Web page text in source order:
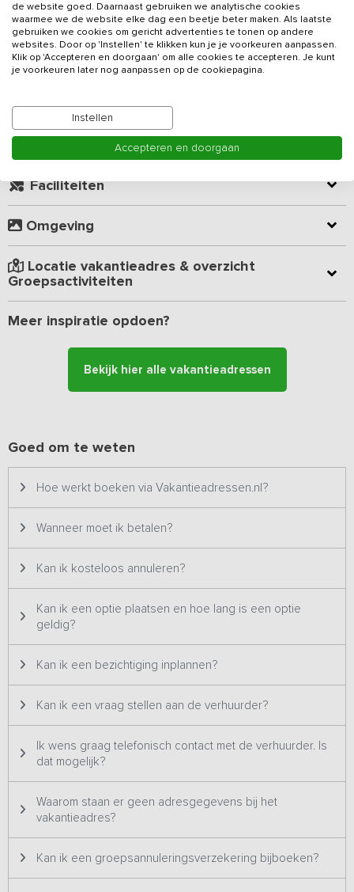
recreëren. Uniek is het aanbod om tijdens uw verblijf zeilboten of
ander watersportmateriaal te kunnen huren. Deze
groepsaccommodatie voor 60 personen is voorzien van 14
slaapkamers en 12 badkamers en bestaat uit twee geschakelde
groepsverblijven.
Beide accommodaties beschikken over een gezellige woonruimte
met een open karakter. Doordat de keukens, eetruimten en
zithoeken in elkaar overlopen, ben je altijd samen. De keukens
zijn van alle gemakken voorzien om voor grote groepen
of 6-pits inductie kookplaat, extra losse kookplaat, vaatwasser,
oven, magnetron en voldoende koeling. Boeken, tijdschriften en
spelletjes zijn ook aanwezig. Voor de allerkleinsten kunnen we
zorgen voor drie kinderstoelen en twee campingbedjes.
Door de openslaande deuren kun je op het terras genieten van
de rust en de natuur. Het weiland naast de boerderij biedt
afkoelen in het water.
Ook vlotbouwen, kanovaren en suppen behoren tot de
mogelijkheden. Indien gewenst, maken wij samen met jou een
Land van Cuijk, naar het lieflijke vestingstadje Grave of door het
Lees meer
Kamer indeling
Geverifieerde beoordelingen
Faciliteiten
Omgeving
Locatie vakantieadres & overzicht
Groepsactiviteiten
Meer inspiratie opdoen?
Bekijk hier alle vakantieadressen
Goed om te weten
Hoe werkt boeken via Vakantieadressen.nl?
Wanneer moet ik betalen?
Kan ik kosteloos annuleren?
Kan ik een optie plaatsen en hoe lang is een optie
geldig?
Kan ik een bezichtiging inplannen?
Kan ik een vraag stellen aan de verhuurder?
Ik wens graag telefonisch contact met de verhuurder. Is
dat mogelijk?
Waarom staan er geen adresgegevens bij het
vakantieadres?
Kan ik een groepsannuleringsverzekering bijboeken?
de website goed. Daarnaast gebruiken we analytische cookies
waarmee we de website elke dag een beetje beter maken. Als laatste
gebruiken we cookies om gericht advertenties te tonen op andere
websites. Door op 'Instellen' te klikken kun je je voorkeuren aanpassen.
Klik op 'Accepteren en doorgaan' om alle cookies te accepteren. Je kunt
je voorkeuren later nog aanpassen op de cookiepagina.
Instellen
Accepteren en doorgaan